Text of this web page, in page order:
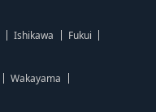
Ishikawa
Fukui
Wakayama